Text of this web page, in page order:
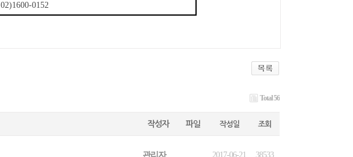
02)1600-0152
Total 56
작성자 파일 작성일 조회
관리자 2017-06-21 38533